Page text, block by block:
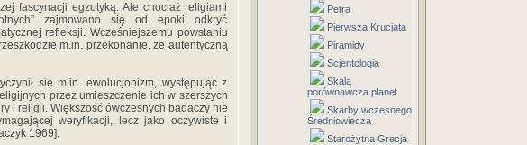
fascynacji egzotyką. Ale chociaż religiami
zajmowano się od epoki odkryć
refleksji. Wcześniejszemu powstaniu
m.in. przekonanie, że autentyczną
się m.in. ewolucjonizm, występując z
przez umieszczenie ich w szerszych
i religii. Większość ówczesnych badaczy nie
weryfikacji, lecz jako oczywiste i
1969].
Petra
Pierwsza Krucjata
Piramidy
Scjentologia
Skala
porównawcza planet
Skarby wczesnego
Średniowiecza
Starożytna Grecja